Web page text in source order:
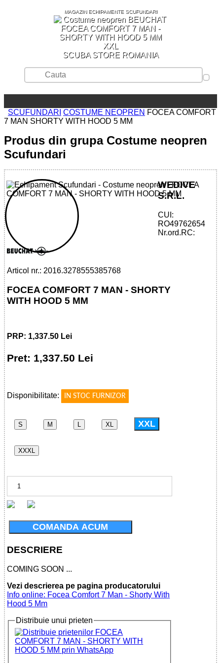
MAGAZIN ECHIPAMENTE SCUFUNDARI
SCUBA STORE ROMANIA
SCUFUNDARI COSTUME NEOPREN FOCEA COMFORT
7 MAN SHORTY WITH HOOD 5 MM
Produs din grupa Costume neopren
Scufundari
32785553857 - FOCEA COMFORT 7 MAN
- SHORTY WITH HOOD 5 MM
Articol nr.: 2016.3278555385768
FOCEA COMFORT 7 MAN - SHORTY
WITH HOOD 5 MM
PRP: 1,337.50 Lei
Pret: 1,337.50 Lei
Disponibilitate:
IN STOC FURNIZOR
S M XL XXL
XXXL
COMANDA ACUM
DESCRIERE
COMING SOON ...
Vezi descrierea pe pagina producatorului
Info online: Focea Comfort 7 Man - Shorty With
Hood 5 Mm
Distribuie unui prieten
WEDIVE
S.R.L.
CUI:
RO49762654
Nr.ord.RC: